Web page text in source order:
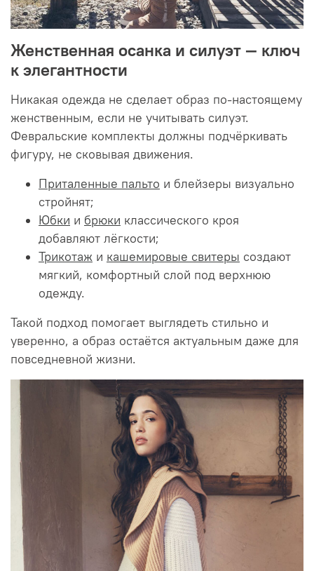
Женственная осанка и силуэт — ключ
к элегантности
Никакая одежда не сделает образ по-настоящему
женственным, если не учитывать силуэт.
Февральские комплекты должны подчёркивать
фигуру, не сковывая движения.
Приталенные пальто и блейзеры визуально
стройнят;
Юбки и брюки классического кроя
добавляют лёгкости;
Трикотаж и кашемировые свитеры создают
мягкий, комфортный слой под верхнюю
одежду.
Такой подход помогает выглядеть стильно и
уверенно, а образ остаётся актуальным даже для
повседневной жизни.